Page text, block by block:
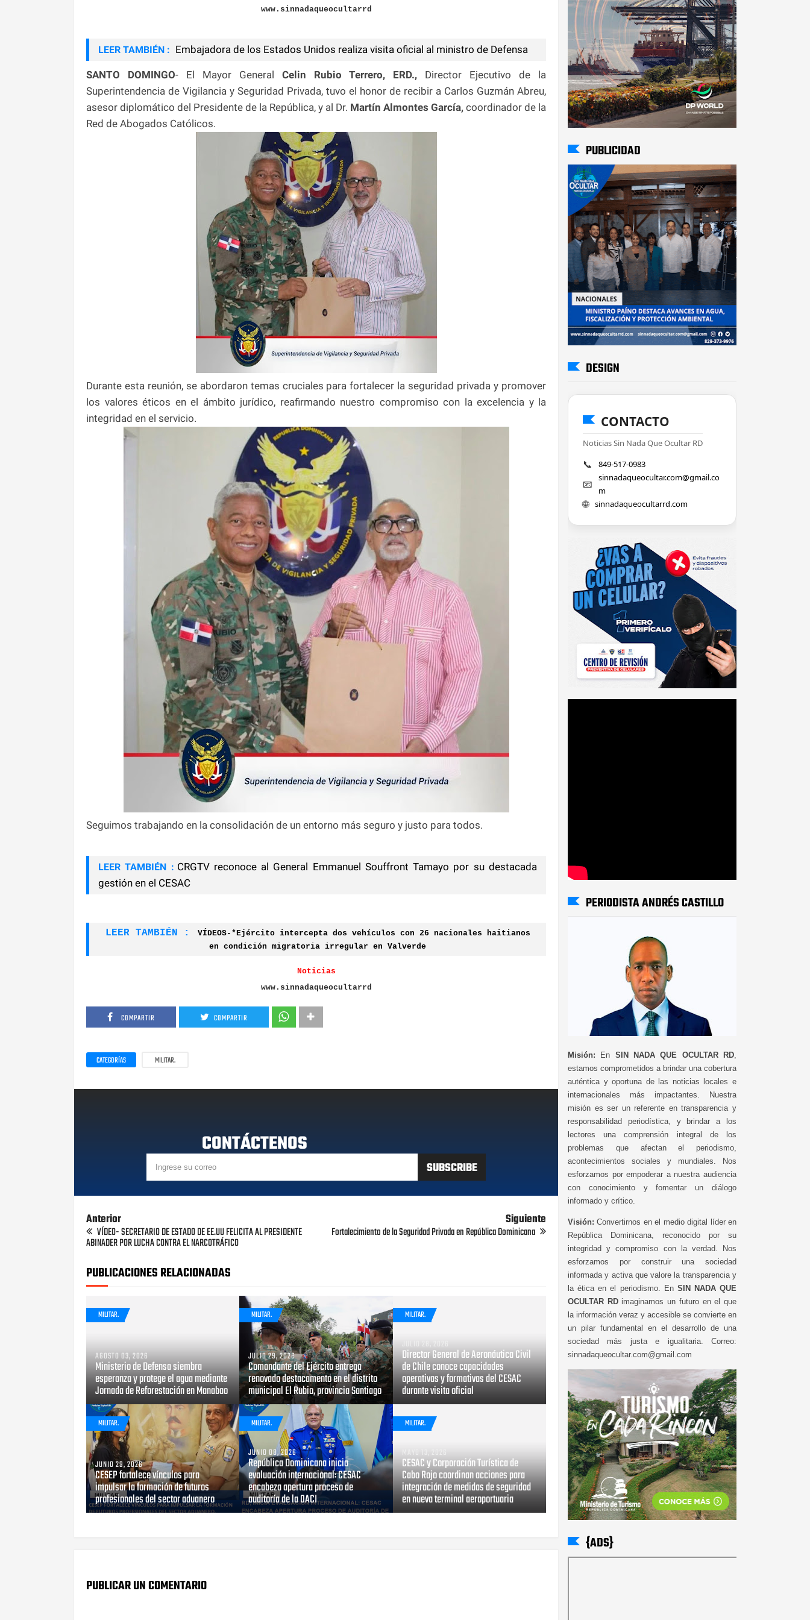
www.sinnadaqueocultarrd
LEER TAMBIÉN : Embajadora de los Estados Unidos realiza visita oficial al ministro de Defensa
SANTO DOMINGO- El Mayor General Celin Rubio Terrero, ERD., Director Ejecutivo de la
Superintendencia de Vigilancia y Seguridad Privada, tuvo el honor de recibir a Carlos Guzmán Abreu,
asesor diplomático del Presidente de la República, y al Dr. Martín Almontes García, coordinador de la
Red de Abogados Católicos.
Durante esta reunión, se abordaron temas cruciales para fortalecer la seguridad privada y promover
los valores éticos en el ámbito jurídico, reafirmando nuestro compromiso con la excelencia y la
integridad en el servicio.
Seguimos trabajando en la consolidación de un entorno más seguro y justo para todos.
LEER TAMBIÉN : CRGTV reconoce al General Emmanuel Souffront Tamayo por su destacada
gestión en el CESAC
LEER TAMBIÉN :
VÍDEOS-*Ejército intercepta dos vehículos con 26 nacionales haitianos
en condición migratoria irregular en Valverde
Noticias
www.sinnadaqueocultarrd
COMPARTIR COMPARTIR
CATEGORÍAS MILITAR.
CONTÁCTENOS
Anterior
VÍDEO- SECRETARIO DE ESTADO DE EE.UU FELICITA AL PRESIDENTE
ABINADER POR LUCHA CONTRA EL NARCOTRÁFICO
Siguiente
Fortalecimiento de la Seguridad Privada en República Dominicana
PUBLICACIONES RELACIONADAS
MILITAR.
AGOSTO 03, 2026
Ministerio de Defensa siembra
esperanza y protege el agua mediante
Jornada de Reforestación en Manabao
MILITAR.
JULIO 29, 2026
Comandante del Ejército entrega
renovado destacamento en el distrito
municipal El Rubio, provincia Santiago
MILITAR.
JULIO 28, 2026
Director General de Aeronáutica Civil
de Chile conoce capacidades
operativas y formativas del CESAC
durante visita oficial
MILITAR.
JUNIO 29, 2026
CESEP fortalece vínculos para
impulsar la formación de futuros
profesionales del sector aduanero
MILITAR.
JUNIO 08, 2026
República Dominicana inicia
evaluación internacional: CESAC
encabeza apertura proceso de
auditoría de la OACI
MILITAR.
MAYO 13, 2026
CESAC y Corporación Turística de
Cabo Rojo coordinan acciones para
integración de medidas de seguridad
en nueva terminal aeroportuaria
PUBLICAR UN COMENTARIO
PUBLICIDAD
DESIGN
CONTACTO
Noticias Sin Nada Que Ocultar RD
📞 849-517-0983
📧
sinnadaqueocultar.com@gmail.co
m
🌐 sinnadaqueocultarrd.com
PERIODISTA ANDRÉS CASTILLO
Misión: En SIN NADA QUE OCULTAR RD
estamos comprometidos a brindar una cobertura
auténtica y oportuna de las noticias locales e
internacionales más impactantes. Nuestra
misión es ser un referente en transparencia y
responsabilidad periodística, y brindar a los
lectores una comprensión integral de los
problemas que afectan el periodismo,
acontecimientos sociales y mundiales. Nos
esforzamos por empoderar a nuestra audiencia
con conocimiento y fomentar un diálogo
informado y crítico.
Visión: Convertirnos en el medio digital líder en
República Dominicana, reconocido por su
integridad y compromiso con la verdad. Nos
esforzamos por construir una sociedad
informada y activa que valore la transparencia y
la ética en el periodismo. En SIN NADA QUE
OCULTAR RDimaginamos un futuro en el que
la información veraz y accesible se convierte en
un pilar fundamental en el desarrollo de una
sociedad más justa e igualitaria. Correo:
sinnadaqueocultar.com@gmail.com
{ADS}